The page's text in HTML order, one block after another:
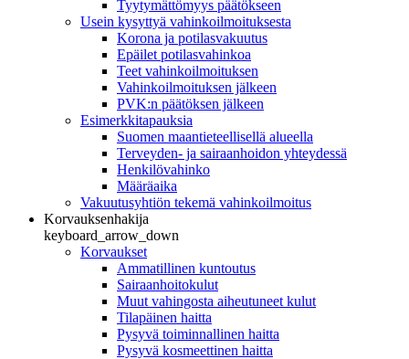
Tyytymättömyys päätökseen
Usein kysyttyä vahinkoilmoituksesta
Korona ja potilasvakuutus
Epäilet potilasvahinkoa
Teet vahinkoilmoituksen
Vahinkoilmoituksen jälkeen
PVK:n päätöksen jälkeen
Esimerkkitapauksia
Suomen maantieteellisellä alueella
Terveyden- ja sairaanhoidon yhteydessä
Henkilövahinko
Määräaika
Vakuutusyhtiön tekemä vahinkoilmoitus
Korvauksenhakija
keyboard_arrow_down
Korvaukset
Ammatillinen kuntoutus
Sairaanhoitokulut
Muut vahingosta aiheutuneet kulut
Tilapäinen haitta
Pysyvä toiminnallinen haitta
Pysyvä kosmeettinen haitta